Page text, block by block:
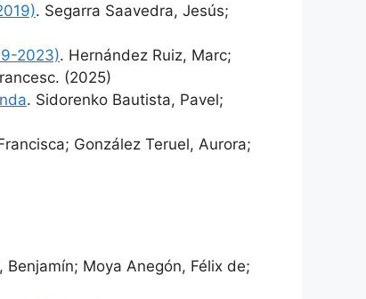
. Segarra Saavedra, Jesús;
2023). Hernández Ruiz, Marc;
(2025)
. Sidorenko Bautista, Pavel;
González Teruel, Aurora;
Benjamín; Moya Anegón, Félix de;